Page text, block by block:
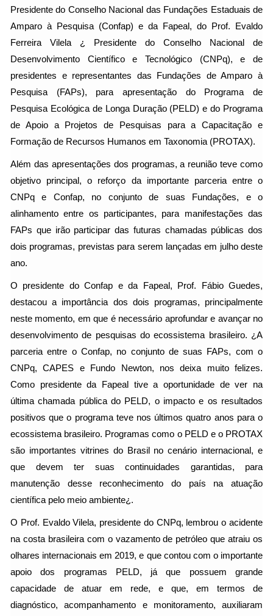
Presidente do Conselho Nacional das Fundações Estaduais de
Amparo à Pesquisa (Confap) e da Fapeal, do Prof. Evaldo
Ferreira Vilela ¿ Presidente do Conselho Nacional de
Desenvolvimento Científico e Tecnológico (CNPq), e de
presidentes e representantes das Fundações de Amparo à
Pesquisa (FAPs), para apresentação do Programa de
Pesquisa Ecológica de Longa Duração (PELD) e do Programa
de Apoio a Projetos de Pesquisas para a Capacitação e
Formação de Recursos Humanos em Taxonomia (PROTAX).
Além das apresentações dos programas, a reunião teve como
objetivo principal, o reforço da importante parceria entre o
CNPq e Confap, no conjunto de suas Fundações, e o
alinhamento entre os participantes, para manifestações das
FAPs que irão participar das futuras chamadas públicas dos
dois programas, previstas para serem lançadas em julho deste
ano.
O presidente do Confap e da Fapeal, Prof. Fábio Guedes,
destacou a importância dos dois programas, principalmente
neste momento, em que é necessário aprofundar e avançar no
desenvolvimento de pesquisas do ecossistema brasileiro. ¿A
parceria entre o Confap, no conjunto de suas FAPs, com o
CNPq, CAPES e Fundo Newton, nos deixa muito felizes.
Como presidente da Fapeal tive a oportunidade de ver na
última chamada pública do PELD, o impacto e os resultados
positivos que o programa teve nos últimos quatro anos para o
ecossistema brasileiro. Programas como o PELD e o PROTAX
são importantes vitrines do Brasil no cenário internacional, e
que devem ter suas continuidades garantidas, para
manutenção desse reconhecimento do país na atuação
científica pelo meio ambiente¿.
O Prof. Evaldo Vilela, presidente do CNPq, lembrou o acidente
na costa brasileira com o vazamento de petróleo que atraiu os
olhares internacionais em 2019, e que contou com o importante
apoio dos programas PELD, já que possuem grande
capacidade de atuar em rede, e que, em termos de
diagnóstico, acompanhamento e monitoramento, auxiliaram